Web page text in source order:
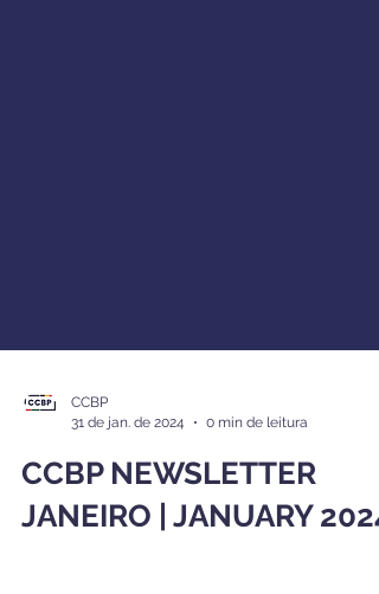
CCBP
31 de jan. de 2024
0 min de leitura